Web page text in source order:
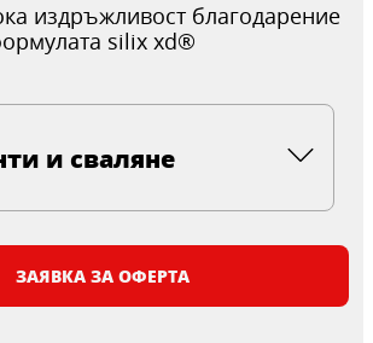
издръжливост благодарение
silix xd®
и сваляне
ЗАЯВКА ЗА ОФЕРТА